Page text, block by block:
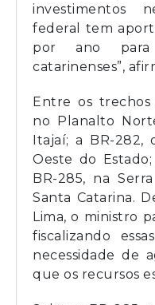
investimentos
federal tem
por ano para
catarinenses”,
Entre os trechos
no Planalto
Itajaí; a BR-282,
Oeste do
BR-285, na
Santa Catarina.
Lima, o ministro
fiscalizando
necessidade de
que os recursos